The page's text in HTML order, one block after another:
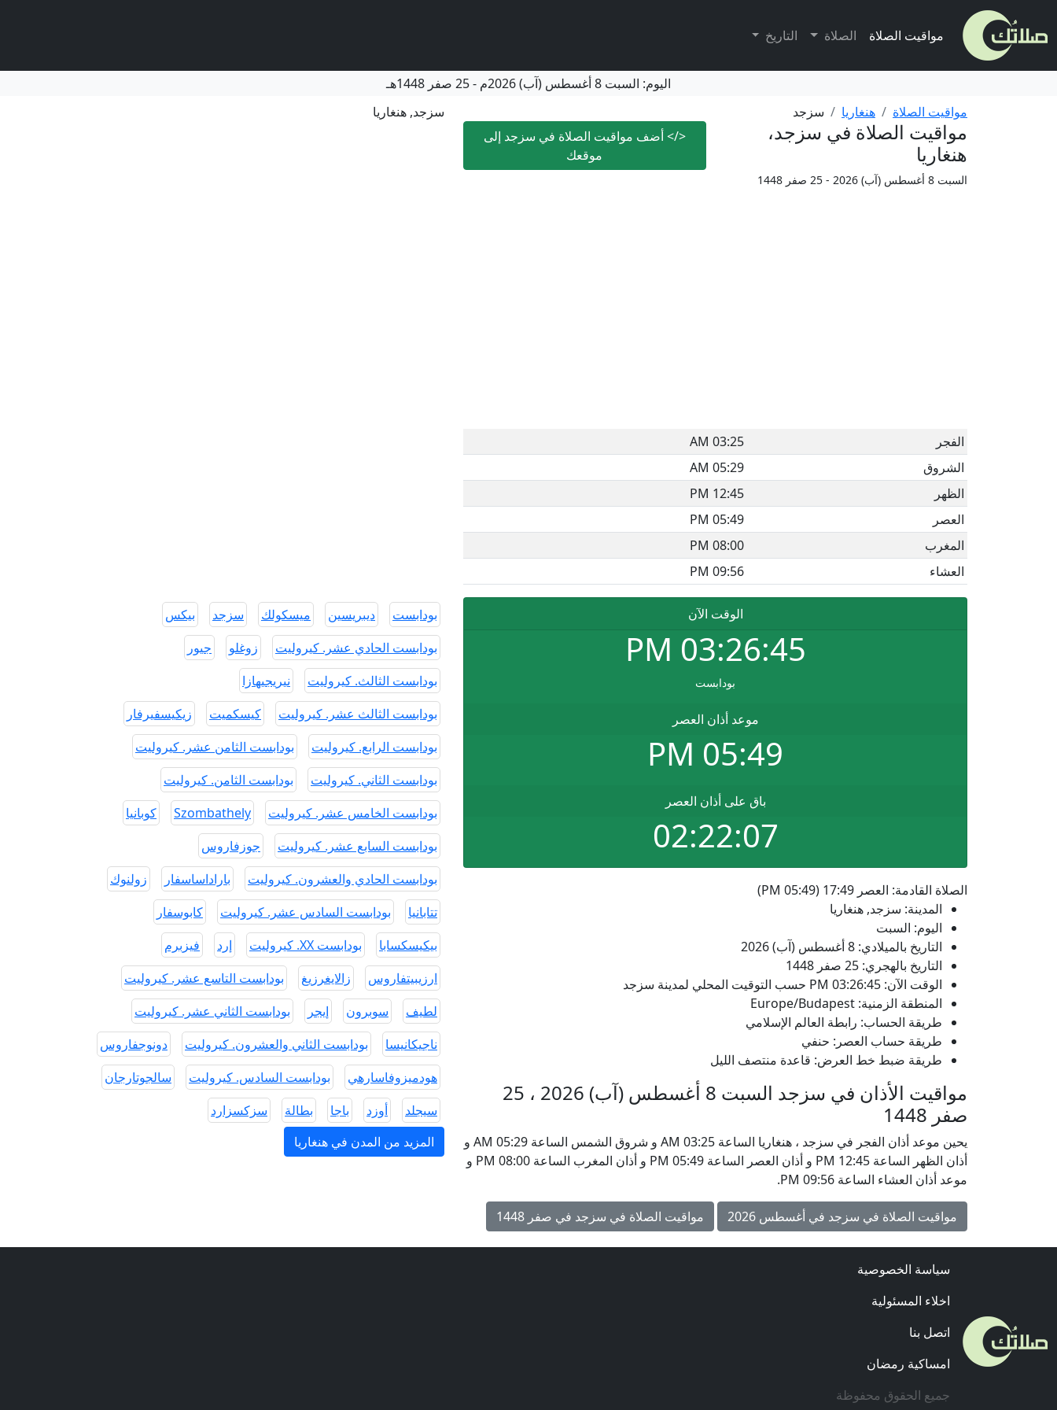
مواقيت الصلاة الصلاة التاريخ
اليوم: السبت 8 أغسطس (آب) 2026م -25 صفر 1448هـ
مواقيت الصلاة
هنغاريا سزجد
مواقيت الصلاة في سزجد،
هنغاريا
</>أضف مواقيت الصلاة في سزجد إلى
موقعك
السبت 8 أغسطس (آب) 2026 - 25 صفر 1448
الفجر
03:25 AM
الشروق
05:29 AM
الظهر
12:45 PM
العصر
05:49 PM
المغرب
08:00 PM
العشاء
09:56 PM
الوقت الآن
03:26:45
PM
بودابست
موعد أذان العصر
05:49 PM
باق على أذان العصر
02:22:07
الصلاة القادمة: العصر 17:49 (05:49 PM)
المدينة: سزجد, هنغاريا
اليوم: السبت
التاريخ بالميلادي: 8 أغسطس (آب) 2026
التاريخ بالهجري: 25 صفر 1448
الوقت الآن: 03:26:45
PM حسب التوقيت المحلي لمدينة سزجد
المنطقة الزمنية: Europe/Budapest
طريقة الحساب: رابطة العالم الإسلامي
طريقة حساب العصر: حنفي
طريقة ضبط خط العرض: قاعدة منتصف الليل
مواقيت الأذان في سزجد السبت 8 أغسطس (آب) 2026 ، 25
صفر 1448
يحين موعد أذان الفجر في سزجد ، هنغاريا الساعة 03:25 AM و شروق الشمس الساعة 05:29 AM و
أذان الظهر الساعة 12:45 PM و أذان العصر الساعة 05:49 PM و أذان المغرب الساعة 08:00 PM و
موعد أذان العشاء الساعة 09:56 PM.
مواقيت الصلاة في سزجد في أغسطس 2026 مواقيت الصلاة في سزجد في صفر 1448
سزجد, هنغاريا
بودابست ديبريسين ميسكولك سزجد
بيكس
بودابست الحادي عشر. كيروليت
زوغلو
جيور
بودابست الثالث. كيروليت
نيريجيهازا
بودابست الثالث عشر. كيروليت
كيسكميت
زيكيسفيرفار
بودابست الرابع. كيروليت
بودابست الثامن عشر. كيروليت
بودابست الثاني. كيروليت
بودابست الثامن. كيروليت
بودابست الخامس عشر. كيروليت
Szombathely
كوبانيا
بودابست السابع عشر. كيروليت
جوزفاروس
بودابست الحادي والعشرون. كيروليت
باراداساسفار
زولنوك
تتابانيا
بودابست السادس عشر. كيروليت
كابوسفار
بيكيسكسابا
بودابست XX. كيروليت إرد
فيزبرم
ارزيبيتفاروس
زالايغرزيغ
بودابست التاسع عشر. كيروليت
لطيف
سوبرون إيجر
بودابست الثاني عشر. كيروليت
ناجيكانيسا
بودابست الثاني والعشرون. كيروليت
دونوجفاروس
هودميزوفاسارهي
بودابست السادس. كيروليت
سالجوتارجان
سيجلد
أوزد باجا بطالة
سزكسزارد
المزيد من المدن في هنغاريا
سياسة الخصوصية
اخلاء المسئولية
اتصل بنا
امساكية رمضان
جميع الحقوق محفوظة